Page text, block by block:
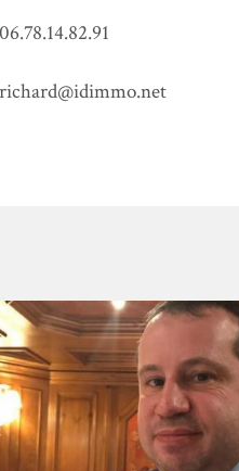
06.78.14.82.91
richard@idimmo.net
VOIR +